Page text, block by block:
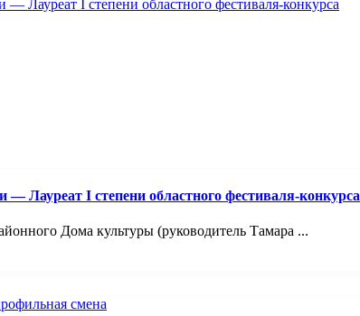
Лауреат I степени областного фестиваля-конкурса
Дома культуры (руководитель Тамара ...